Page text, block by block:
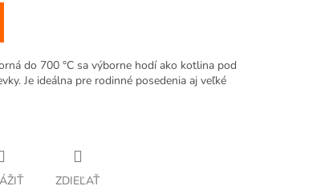
do 700 °C sa výborne hodí ako kotlina pod
Je ideálna pre rodinné posedenia aj veľké
ZDIEĽAŤ